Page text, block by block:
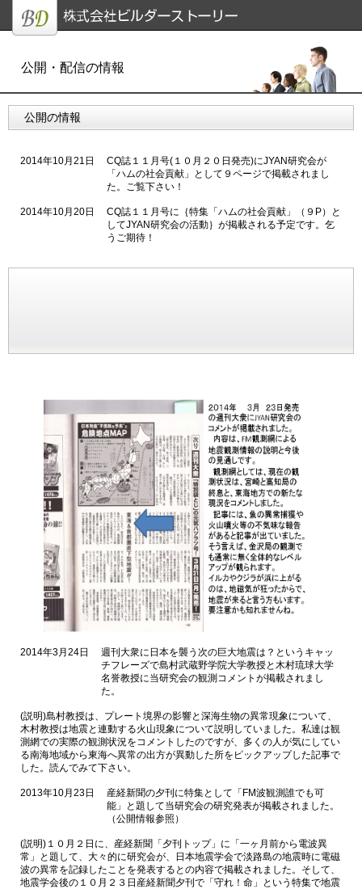
公開・ 配信の情報
公開の情報
2014年10月21日
CQ誌１１月号(１０月２０日発売)にJYAN研究会が
「ハムの社会貢献」として９ページで掲載されまし
た。ご覧下さい！
2014年10月20日
CQ誌１１月号に｛特集「ハムの社会貢献」（９P）と
してJYAN研究会の活動｝が掲載される予定です。乞
うご期待！
2014年3月24日
週刊大衆に日本を襲う次の巨大地震は？というキャッ
チフレーズで島村武蔵野学院大学教授と木村琉球大学
名誉教授に当研究会の観測コメントが掲載されまし
た。
(説明)島村教授は、プレート境界の影響と深海生物の異常現象について、
木村教授は地震と連動する火山現象について説明していました。私達は観
測網での実際の観測状況をコメントしたのですが、多くの人が気にしてい
る南海地域から東海へ異常の出方が異動した所をピックアップした記事で
した。読んでみて下さい。
2013年10月23日
産経新聞の夕刊に特集として「FM波観測誰でも可
能」と題して当研究会の研究発表が掲載されました。
（公開情報参照）
(説明)１０月２日に、産経新聞「夕刊トップ」に「一ヶ月前から電波異
常」と題して、大々的に研究会が、日本地震学会で淡路島の地震時に電磁
波の異常を記録したことを発表するとの内容で掲載されました。そして、
地震学会後の１０月２３日産経新聞夕刊で「守れ！命」という特集で地震